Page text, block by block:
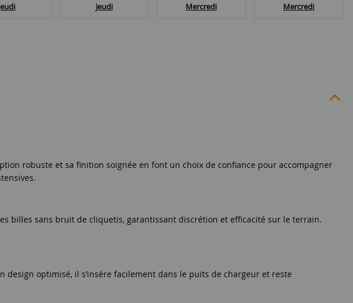
Jeudi
Mercredi
Mercredi
robuste et sa finition soignée en font un choix de confiance pour accompagner
billes sans bruit de cliquetis, garantissant discrétion et efficacité sur le terrain.
design optimisé, il s’insère facilement dans le puits de chargeur et reste